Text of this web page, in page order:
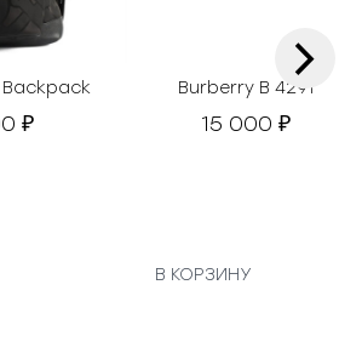
₽
Burberry B 4291
15 000₽
В КОРЗИНУ
›